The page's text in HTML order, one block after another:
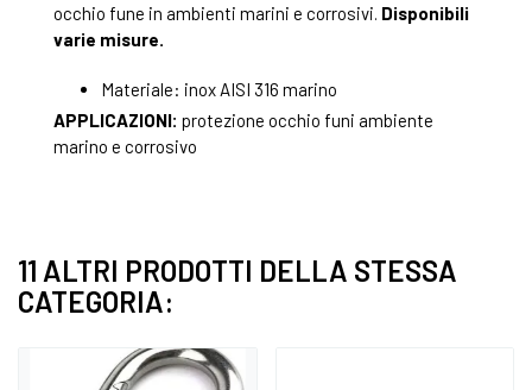
occhio fune in ambienti marini e corrosivi. Disponibili
varie misure.
Materiale: inox AISI 316 marino
APPLICAZIONI: protezione occhio funi ambiente
marino e corrosivo
11 ALTRI PRODOTTI DELLA STESSA
CATEGORIA: